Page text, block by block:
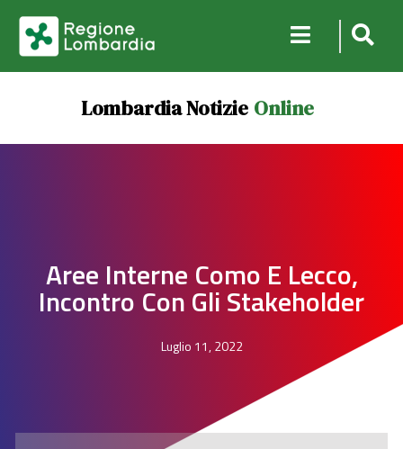
Lombardia Notizie Online
Aree Interne Como E Lecco,
Incontro Con Gli Stakeholder
Luglio 11, 2022